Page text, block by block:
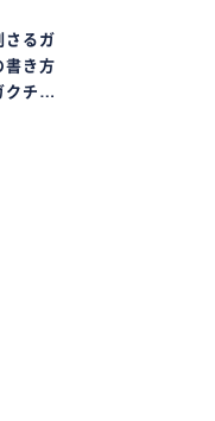
さるガ
書き方
クチ…